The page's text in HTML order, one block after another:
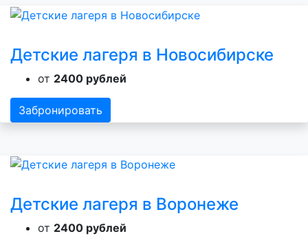
Детские лагеря в Новосибирске
от 2400 рублей
Забронировать
Детские лагеря в Воронеже
от 2400 рублей